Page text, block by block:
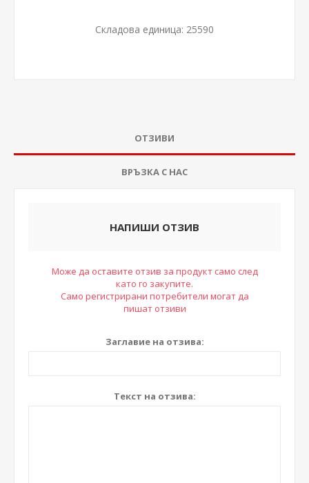
Складова единица: 25590
ОТЗИВИ
ВРЪЗКА С НАС
НАПИШИ ОТЗИВ
Може да оставите отзив за продукт само след
като го закупите.
Само регистрирани потребители могат да
пишат отзиви
Заглавие на отзива:
Текст на отзива: